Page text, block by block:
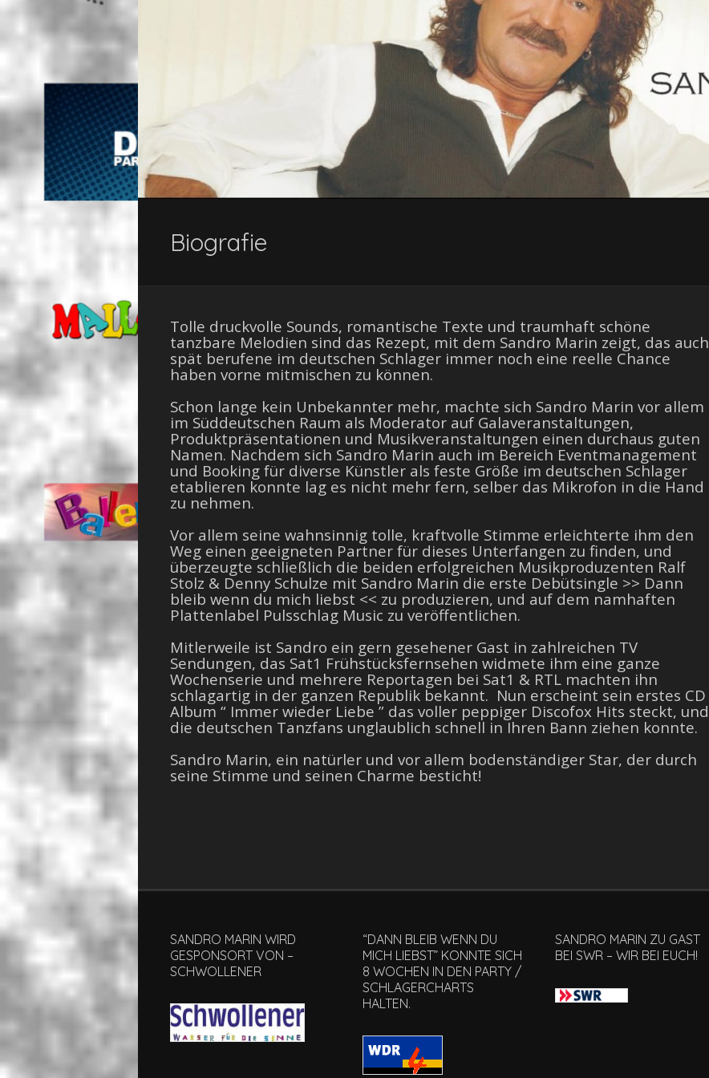
Biografie
Tolle druckvolle Sounds, romantische Texte und traumhaft schöne
tanzbare Melodien sind das Rezept, mit dem Sandro Marin zeigt, das auch
spät berufene im deutschen Schlager immer noch eine reelle Chance
haben vorne mitmischen zu können.
Schon lange kein Unbekannter mehr, machte sich Sandro Marin vor allem
im Süddeutschen Raum als Moderator auf Galaveranstaltungen,
Produktpräsentationen und Musikveranstaltungen einen durchaus guten
Namen. Nachdem sich Sandro Marin auch im Bereich Eventmanagement
und Booking für diverse Künstler als feste Größe im deutschen Schlager
etablieren konnte lag es nicht mehr fern, selber das Mikrofon in die Hand
zu nehmen.
Vor allem seine wahnsinnig tolle, kraftvolle Stimme erleichterte ihm den
Weg einen geeigneten Partner für dieses Unterfangen zu finden, und
überzeugte schließlich die beiden erfolgreichen Musikproduzenten Ralf
Stolz & Denny Schulze mit Sandro Marin die erste Debütsingle >> Dann
bleib wenn du mich liebst << zu produzieren, und auf dem namhaften
Plattenlabel Pulsschlag Music zu veröffentlichen.
Mitlerweile ist Sandro ein gern gesehener Gast in zahlreichen TV
Sendungen, das Sat1 Frühstücksfernsehen widmete ihm eine ganze
Wochenserie und mehrere Reportagen bei Sat1 & RTL machten ihn
schlagartig in der ganzen Republik bekannt. Nun erscheint sein erstes CD
Album “ Immer wieder Liebe ” das voller peppiger Discofox Hits steckt, und
die deutschen Tanzfans unglaublich schnell in Ihren Bann ziehen konnte.
Sandro Marin, ein natürler und vor allem bodenständiger Star, der durch
seine Stimme und seinen Charme besticht!
SANDRO MARIN WIRD
GESPONSORT VON –
SCHWOLLENER
“DANN BLEIB WENN DU
MICH LIEBST” KONNTE SICH
8 WOCHEN IN DEN PARTY /
SCHLAGERCHARTS
HALTEN.
SANDRO MARIN ZU GAST
BEI SWR – WIR BEI EUCH!